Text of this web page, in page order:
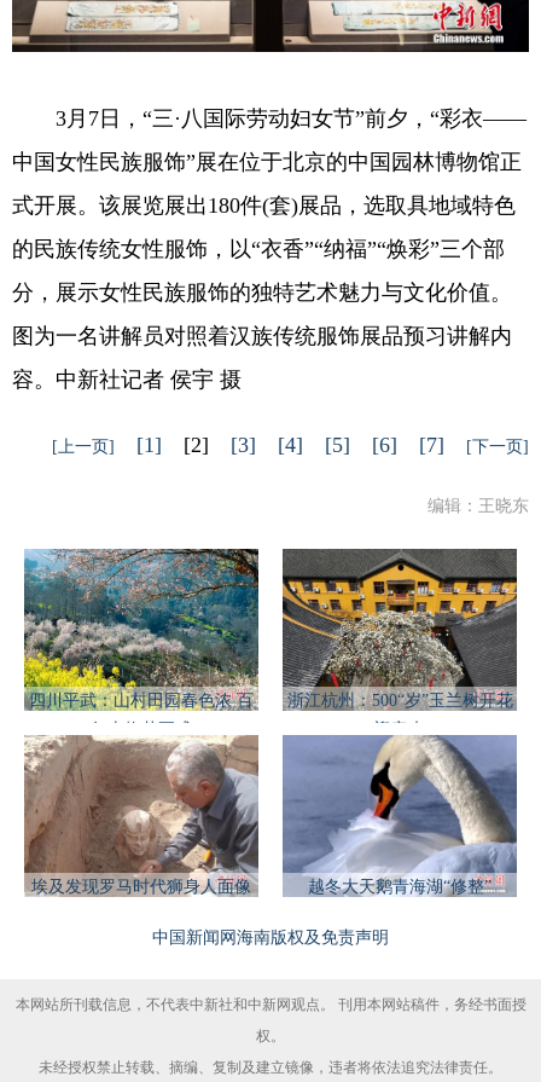
3月7日，“三·八国际劳动妇女节”前夕，“彩衣——
中国女性民族服饰”展在位于北京的中国园林博物馆正
式开展。该展览展出180件(套)展品，选取具地域特色
的民族传统女性服饰，以“衣香”“纳福”“焕彩”三个部
分，展示女性民族服饰的独特艺术魅力与文化价值。
图为一名讲解员对照着汉族传统服饰展品预习讲解内
容。中新社记者 侯宇 摄
[上一页] [1] [2] [3] [4] [5] [6] [7] [下一页]
编辑：王晓东
四川平武：山村田园春色浓 百
浙江杭州：500“岁”玉兰树开花
埃及发现罗马时代狮身人面像 越冬大天鹅青海湖“修整”
中国新闻网海南版权及免责声明
本网站所刊载信息，不代表中新社和中新网观点。 刊用本网站稿件，务经书面授
权。
未经授权禁止转载、摘编、复制及建立镜像，违者将依法追究法律责任。